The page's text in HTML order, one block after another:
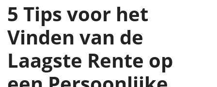
5 Tips voor het
Vinden van de
Laagste Rente op